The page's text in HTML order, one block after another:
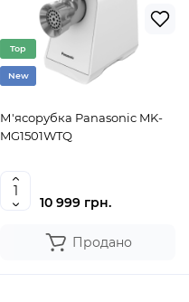
Top
New
М'ясорубка Panasonic MK-
MG1501WTQ
10 999 грн.
Продано